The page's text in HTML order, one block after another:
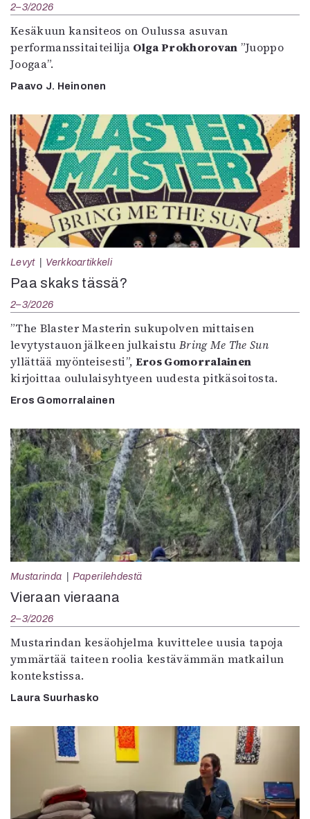
2–3/2026
Kesäkuun kansiteos on Oulussa asuvan
performanssitaiteilija Olga Prokhorovan ”Juoppo
Joogaa”.
Paavo J. Heinonen
Levyt Verkkoartikkeli
Paa skaks tässä?
2–3/2026
”The Blaster Masterin sukupolven mittaisen
levytystauon jälkeen julkaistu Bring Me The Sun
yllättää myönteisesti”, Eros Gomorralainen
kirjoittaa oululaisyhtyeen uudesta pitkäsoitosta.
Eros Gomorralainen
Mustarinda Paperilehdestä
Vieraan vieraana
2–3/2026
Mustarindan kesäohjelma kuvittelee uusia tapoja
ymmärtää taiteen roolia kestävämmän matkailun
kontekstissa.
Laura Suurhasko